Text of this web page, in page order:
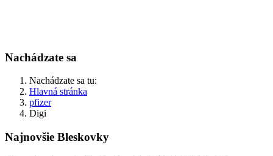
Nachádzate sa
Nachádzate sa tu:
Hlavná stránka
pfizer
Digi
Najnovšie Bleskovky